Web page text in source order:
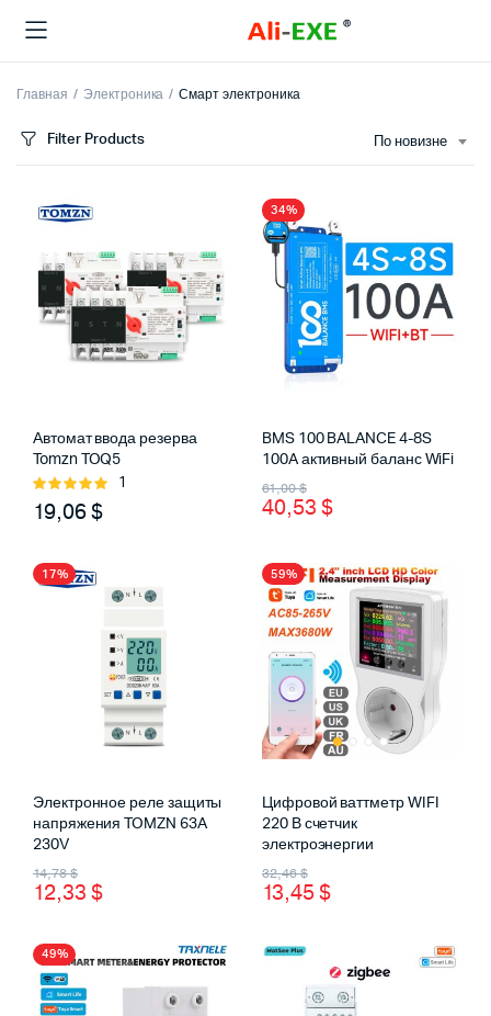
Главная Электроника Смарт электроника
Filter Products По новизне
Автомат ввода резерва
Tomzn TOQ5
Оценка
5.00 из 5
1
19,06$
34%
BMS 100 BALANCE 4-8S
100A активный баланс WiFi
61,00$
Первоначальная
цена
61,00 $.
40,53$
Текущая
цена:
17%
Электронное реле защиты
напряжения TOMZN 63A
230V
14,78$
Первоначальная
цена
14,78 $.
12,33$
Текущая
цена:
59%
Цифровой ваттметр WIFI
220 В счетчик
электроэнергии
32,46$
Первоначальная
цена
32,46 $.
13,45$
Текущая
цена:
49%